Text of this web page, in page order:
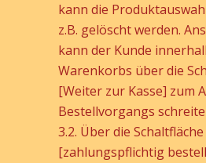
kann die
z.B. gelöscht werden.
kann der Kunde
Warenkorbs über die
[Weiter zur Kasse] zum
Bestellvorgangs
3.2. Über die Schaltfläche
[zahlungspflichtig